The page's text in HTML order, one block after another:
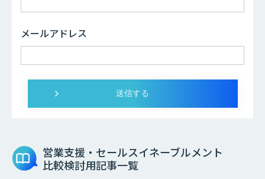
メールアドレス
営業支援・セールスイネーブルメント
比較検討用記事一覧